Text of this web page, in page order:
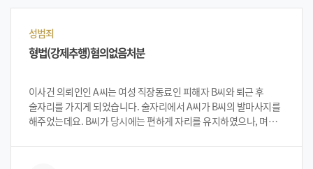
성범죄
형법(강제추행)혐의없음처분
이사건 의뢰인인 A씨는 여성 직장동료인 피해자 B씨와 퇴근 후
술자리를 가지게 되었습니다. 술자리에서 A씨가 B씨의 발마사지를
해주었는데요. B씨가 당시에는 편하게 자리를 유지하였으나, 며칠
연락을 받은 A씨는 법무법인 한경을 방문하여 전문 변호사와 상담을